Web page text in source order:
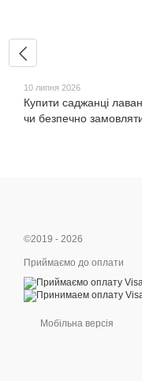
10 липня 2026
Купити саджанці
чи безпечно
©2019 - 2026
Приймаємо до оплати
Мобільна версія